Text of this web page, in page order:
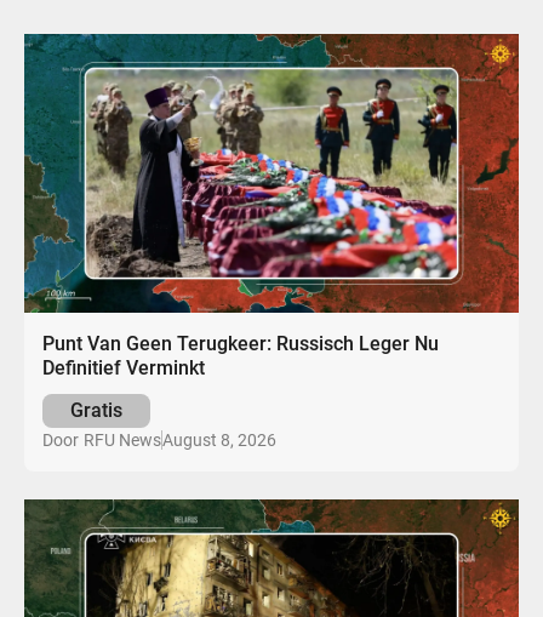
Punt Van Geen Terugkeer: Russisch Leger Nu
Definitief Verminkt
Gratis
Door RFU NewsAugust 8, 2026